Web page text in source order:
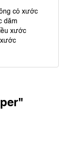
có xước
dăm
xước